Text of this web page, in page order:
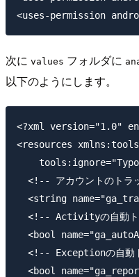
次に values フォルダに
以下のようにします。
<?xml version="1.0"
<resources
<!-- アカウントのトラ
<string
<!-- Activityの自動
<bool
<!-- Exceptionの自動
<bool